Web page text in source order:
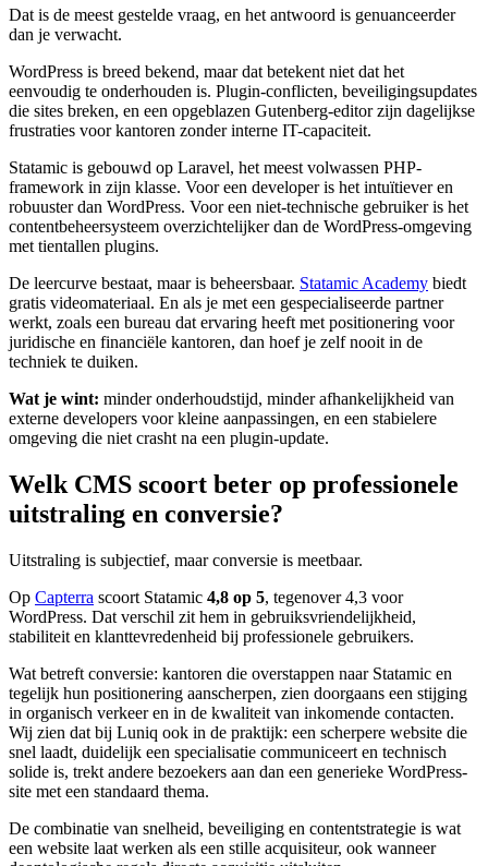
Dat is de meest gestelde vraag, en het antwoord is genuanceerder
dan je verwacht.
WordPress is breed bekend, maar dat betekent niet dat het
eenvoudig te onderhouden is. Plugin-conflicten, beveiligingsupdates
die sites breken, en een opgeblazen Gutenberg-editor zijn dagelijkse
frustraties voor kantoren zonder interne IT-capaciteit.
Statamic is gebouwd op Laravel, het meest volwassen PHP-
framework in zijn klasse. Voor een developer is het intuïtiever en
robuuster dan WordPress. Voor een niet-technische gebruiker is het
contentbeheersysteem overzichtelijker dan de WordPress-omgeving
met tientallen plugins.
De leercurve bestaat, maar is beheersbaar. Statamic Academy biedt
gratis videomateriaal. En als je met een gespecialiseerde partner
werkt, zoals een bureau dat ervaring heeft met positionering voor
juridische en financiële kantoren, dan hoef je zelf nooit in de
techniek te duiken.
Wat je wint: minder onderhoudstijd, minder afhankelijkheid van
externe developers voor kleine aanpassingen, en een stabielere
omgeving die niet crasht na een plugin-update.
Welk CMS scoort beter op professionele
uitstraling en conversie?
Uitstraling is subjectief, maar conversie is meetbaar.
Op Capterra scoort Statamic 4,8 op 5, tegenover 4,3 voor
WordPress. Dat verschil zit hem in gebruiksvriendelijkheid,
stabiliteit en klanttevredenheid bij professionele gebruikers.
Wat betreft conversie: kantoren die overstappen naar Statamic en
tegelijk hun positionering aanscherpen, zien doorgaans een stijging
in organisch verkeer en in de kwaliteit van inkomende contacten.
Wij zien dat bij Luniq ook in de praktijk: een scherpere website die
snel laadt, duidelijk een specialisatie communiceert en technisch
solide is, trekt andere bezoekers aan dan een generieke WordPress-
site met een standaard thema.
De combinatie van snelheid, beveiliging en contentstrategie is wat
een website laat werken als een stille acquisiteur, ook wanneer